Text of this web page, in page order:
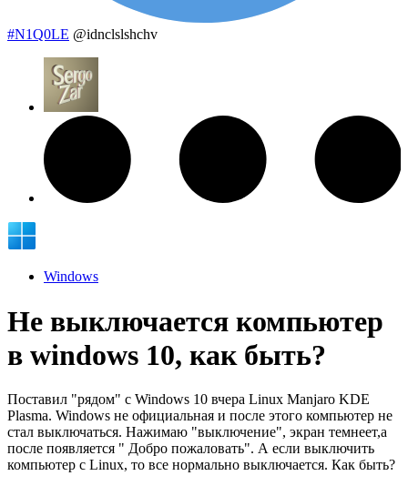
#N1Q0LE @idnclslshchv
Windows
Не выключается компьютер
в windows 10, как быть?
Поставил "рядом" с Windows 10 вчера Linux Manjaro KDE
Plasma. Windows не официальная и после этого компьютер не
стал выключаться. Нажимаю "выключение", экран темнеет,а
после появляется " Добро пожаловать". А если выключить
компьютер с Linux, то все нормально выключается. Как быть?